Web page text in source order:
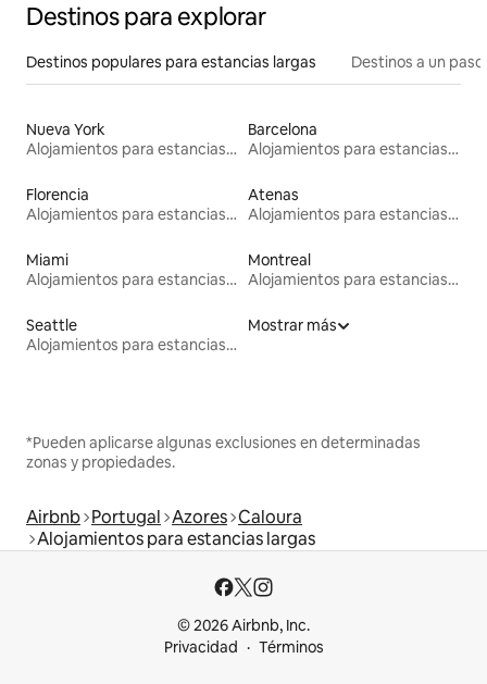
Destinos para explorar
Destinos populares para estancias largas Destinos a un
Nueva York
Alojamientos para estancias largas
Barcelona
Alojamientos para estancias largas
Florencia
Alojamientos para estancias largas
Atenas
Alojamientos para estancias largas
Miami
Alojamientos para estancias largas
Montreal
Alojamientos para estancias largas
Seattle
Alojamientos para estancias largas
Mostrar más
*Pueden aplicarse algunas exclusiones en determinadas
zonas y propiedades.
Airbnb Portugal Azores Caloura
Alojamientos para estancias largas
© 2026 Airbnb, Inc.
Privacidad
Términos